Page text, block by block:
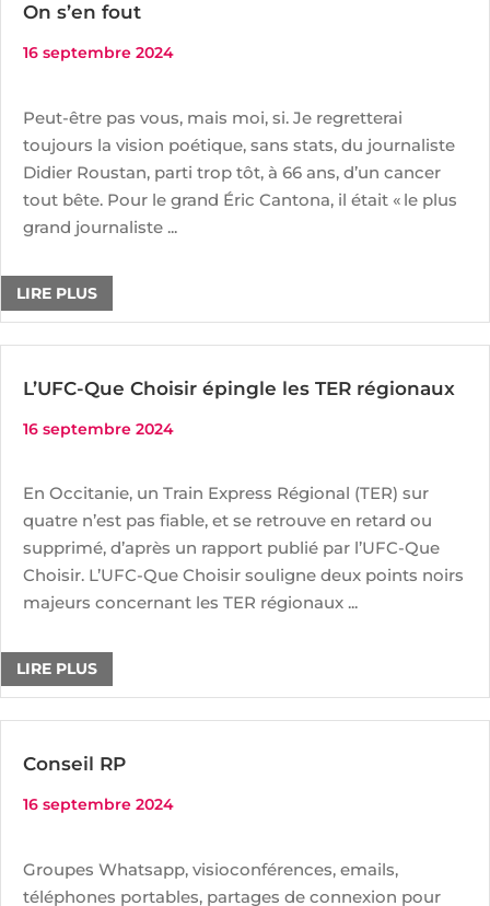
On s’en fout
16 septembre 2024
Peut-être pas vous, mais moi, si. Je regretterai
toujours la vision poétique, sans stats, du journaliste
Didier Roustan, parti trop tôt, à 66 ans, d’un cancer
tout bête. Pour le grand Éric Cantona, il était « le plus
grand journaliste ...
LIRE PLUS
L’UFC-Que Choisir épingle les TER régionaux
16 septembre 2024
En Occitanie, un Train Express Régional (TER) sur
quatre n’est pas fiable, et se retrouve en retard ou
supprimé, d’après un rapport publié par l’UFC-Que
Choisir. L’UFC-Que Choisir souligne deux points noirs
majeurs concernant les TER régionaux ...
LIRE PLUS
Conseil RP
16 septembre 2024
Groupes Whatsapp, visioconférences, emails,
téléphones portables, partages de connexion pour